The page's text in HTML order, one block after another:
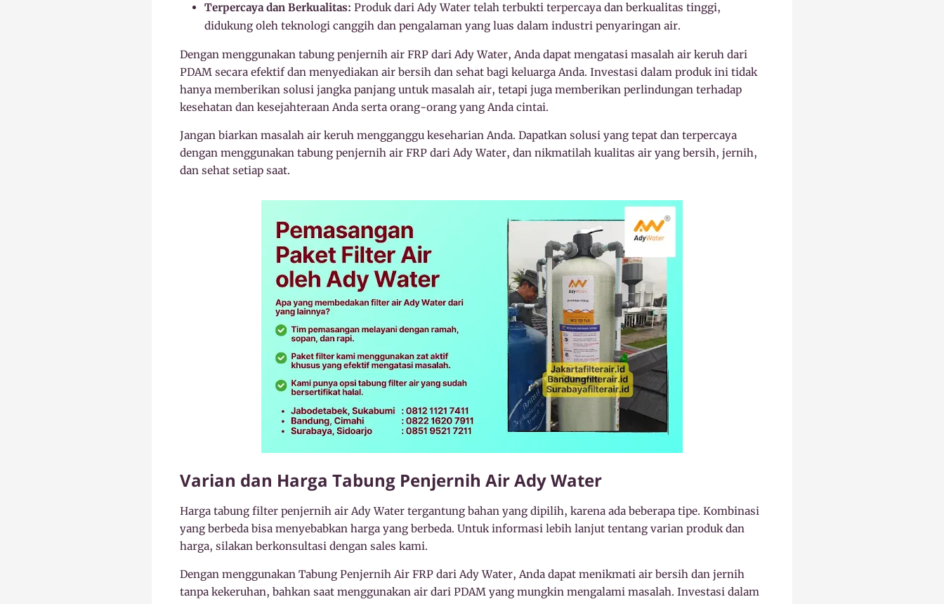
Terpercaya dan Berkualitas: Produk dari Ady Water telah terbukti terpercaya dan berkualitas tinggi,
didukung oleh teknologi canggih dan pengalaman yang luas dalam industri penyaringan air.
Dengan menggunakan tabung penjernih air FRP dari Ady Water, Anda dapat mengatasi masalah air keruh dari
PDAM secara efektif dan menyediakan air bersih dan sehat bagi keluarga Anda. Investasi dalam produk ini tidak
hanya memberikan solusi jangka panjang untuk masalah air, tetapi juga memberikan perlindungan terhadap
kesehatan dan kesejahteraan Anda serta orang-orang yang Anda cintai.
Jangan biarkan masalah air keruh mengganggu keseharian Anda. Dapatkan solusi yang tepat dan terpercaya
dengan menggunakan tabung penjernih air FRP dari Ady Water, dan nikmatilah kualitas air yang bersih, jernih,
dan sehat setiap saat.
Varian dan Harga Tabung Penjernih Air Ady Water
Harga tabung filter penjernih air Ady Water tergantung bahan yang dipilih, karena ada beberapa tipe. Kombinasi
yang berbeda bisa menyebabkan harga yang berbeda. Untuk informasi lebih lanjut tentang varian produk dan
harga, silakan berkonsultasi dengan sales kami.
Dengan menggunakan Tabung Penjernih Air FRP dari Ady Water, Anda dapat menikmati air bersih dan jernih
tanpa kekeruhan, bahkan saat menggunakan air dari PDAM yang mungkin mengalami masalah. Investasi dalam